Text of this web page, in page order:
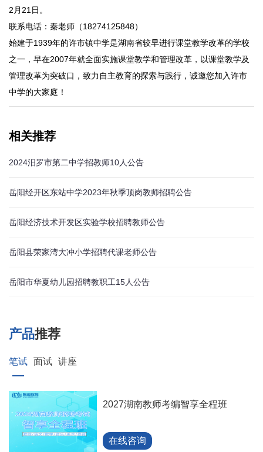
2月21日。
联系电话：秦老师（18274125848）
始建于1939年的许市镇中学是湖南省较早进行课堂教学改革的学校
之一，早在2007年就全面实施课堂教学和管理改革，以课堂教学及
管理改革为突破口，致力自主教育的探索与践行，诚邀您加入许市
中学的大家庭！
相关推荐
2024汨罗市第二中学招教师10人公告
岳阳经开区东站中学2023年秋季顶岗教师招聘公告
岳阳经济技术开发区实验学校招聘教师公告
岳阳县荣家湾大冲小学招聘代课老师公告
岳阳市华夏幼儿园招聘教职工15人公告
产品推荐
笔试 面试 讲座
2027湖南教师考编智享全程班
在线咨询